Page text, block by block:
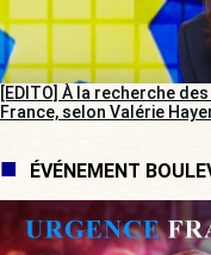
[EDITO] À la recherche
France, selon Valérie
ÉVÉNEMENT